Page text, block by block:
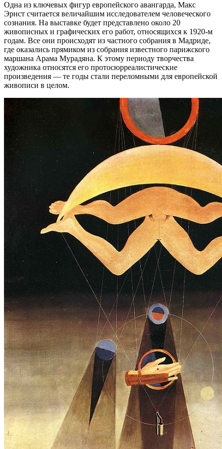
Одна из ключевых фигур европейского авангарда, Макс
Эрнст считается величайшим исследователем человеческого
сознания. На выставке будет представлено около 20
живописных и графических его работ, относящихся к 1920-м
годам. Все они происходят из частного собрания в Мадриде,
где оказались прямиком из собрания известного парижского
маршана Арама Мурадяна. К этому периоду творчества
художника относятся его протосюрреалистические
произведения — те годы стали переломными для европейской
живописи в целом.